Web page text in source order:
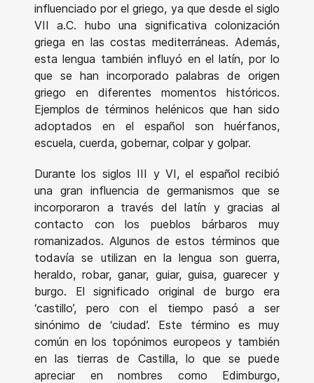
influenciado por el griego, ya que desde el siglo
VII a.C. hubo una significativa colonización
griega en las costas mediterráneas. Además,
esta lengua también influyó en el latín, por lo
que se han incorporado palabras de origen
griego en diferentes momentos históricos.
Ejemplos de términos helénicos que han sido
adoptados en el español son huérfanos,
escuela, cuerda, gobernar, colpar y golpar.
Durante los siglos III y VI, el español recibió
una gran influencia de germanismos que se
incorporaron a través del latín y gracias al
contacto con los pueblos bárbaros muy
romanizados. Algunos de estos términos que
todavía se utilizan en la lengua son guerra,
heraldo, robar, ganar, guiar, guisa, guarecer y
burgo. El significado original de burgo era
‘castillo’, pero con el tiempo pasó a ser
sinónimo de ‘ciudad’. Este término es muy
común en los topónimos europeos y también
en las tierras de Castilla, lo que se puede
apreciar en nombres como Edimburgo,